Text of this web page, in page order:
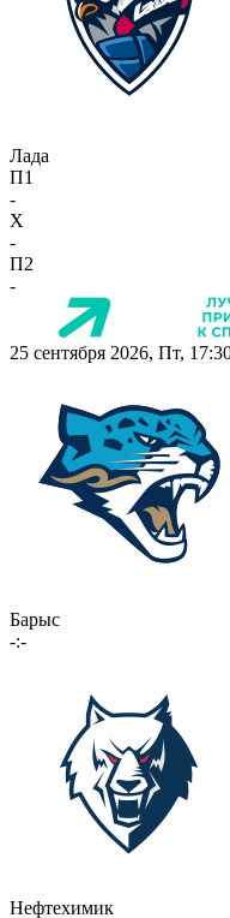
Лада
П1
-
X
-
П2
-
25 сентября 2026, Пт,
Барыс
-:-
Нефтехимик